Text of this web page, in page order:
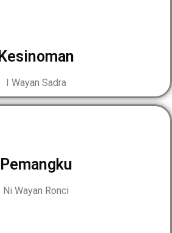
Kesinoman
I Wayan Sadra
Pemangku
Ni Wayan Ronci